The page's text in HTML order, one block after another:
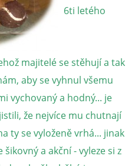
6ti letého
majitelé se stěhují a tak
aby se vyhnul všemu
vychovaný a hodný... je
že nejvíce mu chutnají
ty se vyloženě vrhá... jinak
a akční - vyleze si z